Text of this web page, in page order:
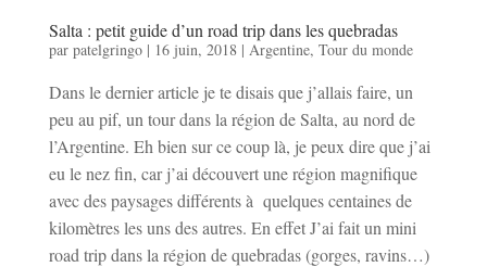
Salta : petit guide d’un road trip dans les quebradas
par patelgringo| 16 juin, 2018| Argentine, Tour du monde
Dans le dernier article je te disais que j’allais faire, un
peu au pif, un tour dans la région de Salta, au nord de
l’Argentine. Eh bien sur ce coup là, je peux dire que j’ai
eu le nez fin, car j’ai découvert une région magnifique
avec des paysages différents à quelques centaines de
kilomètres les uns des autres. En effet J’ai fait un mini
road trip dans la région de quebradas (gorges, ravins…)